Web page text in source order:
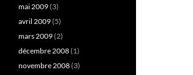
mai 2009(3)
avril 2009(5)
mars 2009(2)
décembre 2008(1)
novembre 2008(3)